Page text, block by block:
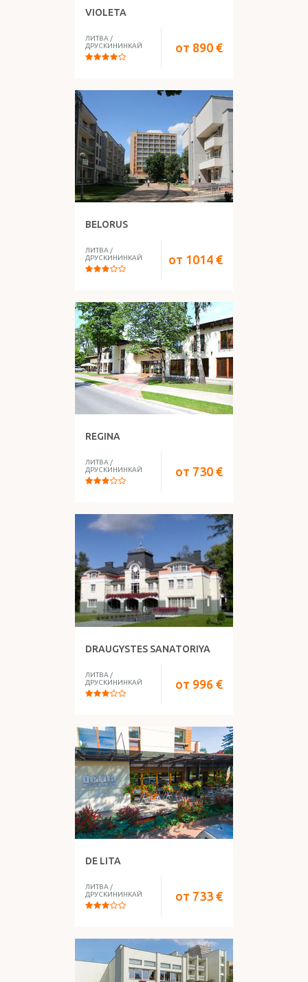
VIOLETA
ЛИТВА /
ДРУСКИНИНКАЙ
от 890 €
BELORUS
ЛИТВА /
ДРУСКИНИНКАЙ
от 1014 €
REGINA
ЛИТВА/
ДРУСКИНИНКАЙ
от 730 €
DRAUGYSTES SANATORIYA
ЛИТВА /
ДРУСКИНИНКАЙ
от 996 €
DE LITA
ЛИТВА /
ДРУСКИНИНКАЙ
от 733 €